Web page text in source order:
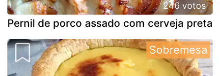
246 votos
Pernil de porco assado com cerveja preta
Sobremesa